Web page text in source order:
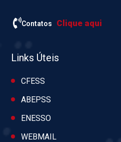
Contatos Clique aqui
Links Úteis
CFESS
ABEPSS
ENESSO
WEBMAIL